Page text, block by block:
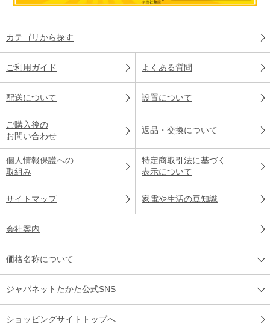
カテゴリから探す
ご利用ガイド よくある質問
配送について 設置について
ご購入後の
お問い合わせ
返品・交換について
個人情報保護への
取組み
特定商取引法に基づく
表示について
サイトマップ 家電や生活の豆知識
会社案内
価格名称について
ジャパネットたかた公式SNS
ショッピングサイトトップへ